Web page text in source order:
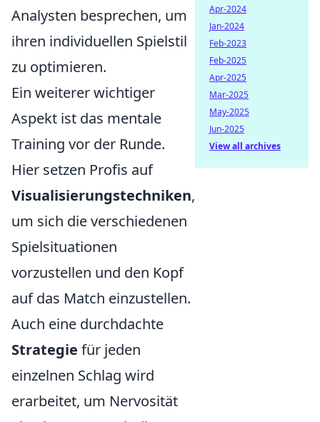
Analysten besprechen, um
ihren individuellen Spielstil
zu optimieren.
Ein weiterer wichtiger
Aspekt ist das mentale
Training vor der Runde.
Hier setzen Profis auf
Visualisierungstechniken,
um sich die verschiedenen
Spielsituationen
vorzustellen und den Kopf
auf das Match einzustellen.
Auch eine durchdachte
Strategie für jeden
einzelnen Schlag wird
erarbeitet, um Nervosität
Apr-2024
Jan-2024
Feb-2023
Feb-2025
Apr-2025
Mar-2025
May-2025
Jun-2025
View all archives